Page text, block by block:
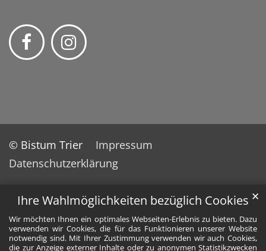
Ihre Wahlmöglichkeiten bezüglich Cookies
Wir möchten Ihnen ein optimales Webseiten-Erlebnis zu bieten. Dazu
verwenden wir Cookies, die für das Funktionieren unserer Website
notwendig sind. Mit Ihrer Zustimmung verwenden wir auch Cookies,
die zur Anzeige externer Inhalte oder zu anonymen Statistikzwecken
✕
© Bistum Trier
Impressum
Datenschutzerklärung